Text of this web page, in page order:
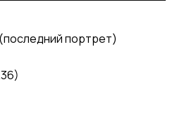
портрет)